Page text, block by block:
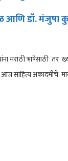
आणि डॉ. मंजुषा
मराठी भाषेसाठी तर
साहित्य अकादमीचे